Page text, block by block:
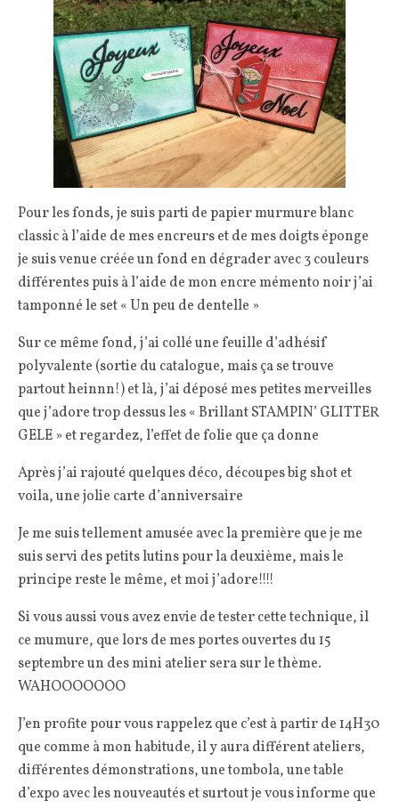
Pour les fonds, je suis parti de papier murmure blanc
classic à l’aide de mes encreurs et de mes doigts éponge
je suis venue créée un fond en dégrader avec 3 couleurs
différentes puis à l’aide de mon encre mémento noir j’ai
tamponné le set « Un peu de dentelle »
Sur ce même fond, j’ai collé une feuille d’adhésif
polyvalente (sortie du catalogue, mais ça se trouve
partout heinnn!) et là, j’ai déposé mes petites merveilles
que j’adore trop dessus les « Brillant STAMPIN’ GLITTER
GELE » et regardez, l’effet de folie que ça donne
Après j’ai rajouté quelques déco, découpes big shot et
voila, une jolie carte d’anniversaire
Je me suis tellement amusée avec la première que je me
suis servi des petits lutins pour la deuxième, mais le
principe reste le même, et moi j’adore!!!!
Si vous aussi vous avez envie de tester cette technique, il
ce mumure, que lors de mes portes ouvertes du 15
septembre un des mini atelier sera sur le thème.
WAHOOOOOOO
J’en profite pour vous rappelez que c’est à partir de 14H30
que comme à mon habitude, il y aura différent ateliers,
différentes démonstrations, une tombola, une table
d’expo avec les nouveautés et surtout je vous informe que